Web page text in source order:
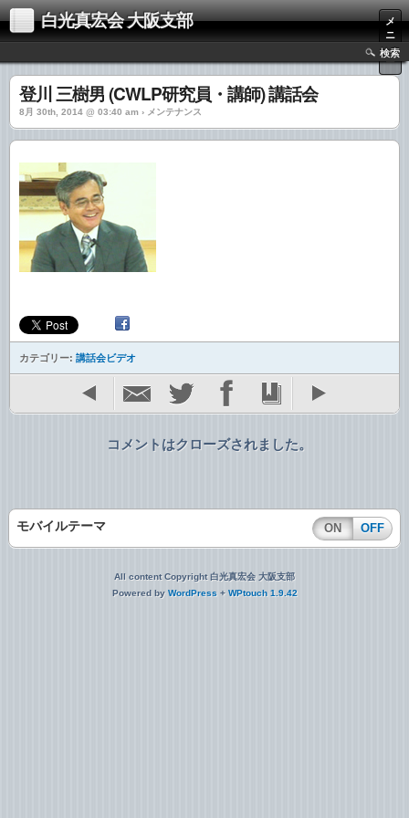
白光真宏会 大阪支部
メ
ニ
ュ
ー
検索
登川 三樹男 (CWLP研究員・講師) 講話会
8月 30th, 2014 @ 03:40 am › メンテナンス
カテゴリー: 講話会ビデオ
コメントはクローズされました。
モバイルテーマ ON OFF
All content Copyright 白光真宏会 大阪支部
Powered by WordPress + WPtouch 1.9.42